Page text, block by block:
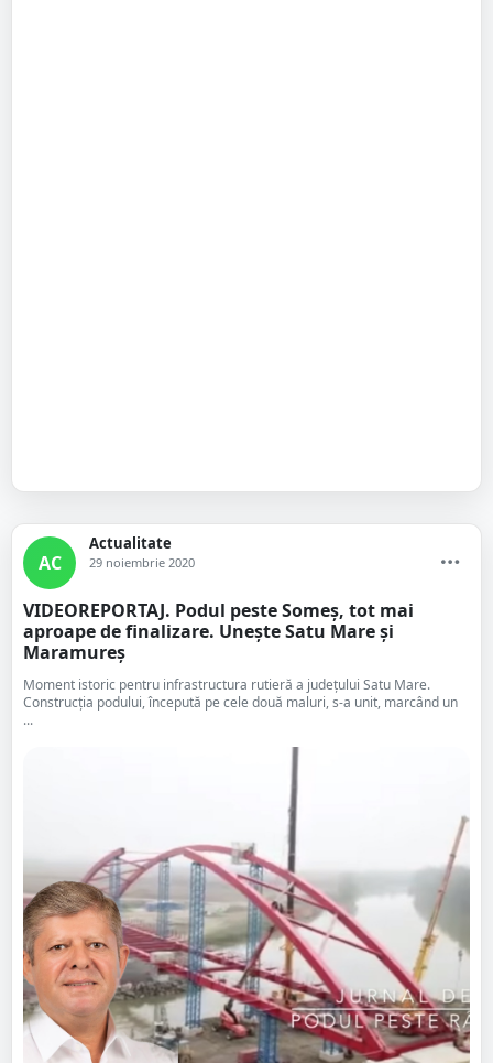
AC
Actualitate
29 noiembrie 2020
VIDEOREPORTAJ. Podul peste Someș, tot mai
aproape de finalizare. Unește Satu Mare și
Maramureș
Moment istoric pentru infrastructura rutieră a județului Satu Mare.
Construcția podului, începută pe cele două maluri, s-a unit, marcând un
...